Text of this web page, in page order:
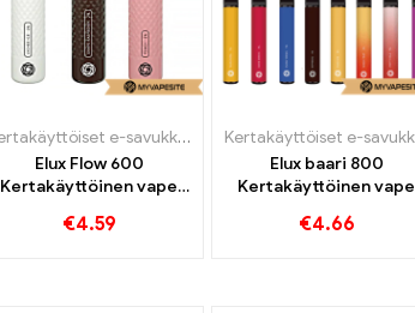
Kertakäyttöiset e-savukkeet
Elux Flow 600
Kertakäyttöinen vape
€4.59
Elux baari 800
Kertakäyttöinen vape
€4.66